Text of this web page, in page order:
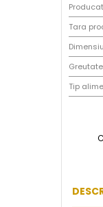
Tara
Tip